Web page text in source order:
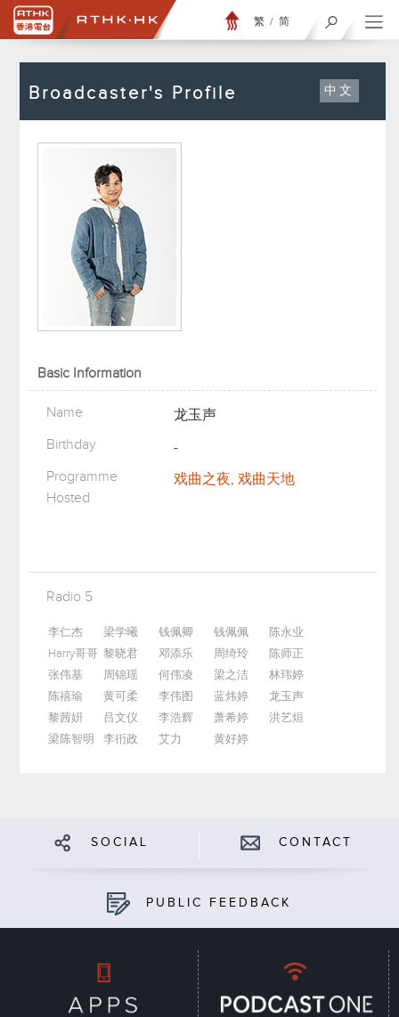
繁 / 简
Broadcaster's Profile 中文
Basic Information
Name
龙玉声
Birthday
-
Programme
Hosted
戏曲之夜, 戏曲天地
Radio 5
李仁杰 梁学曦 钱佩卿 钱佩佩
陈永业
Harry哥哥 黎晓君 邓添乐 周绮玲
陈师正
张伟基
周锦瑶 何伟凌 梁之洁
林玮婷
陈禧瑜
黄可柔 李伟图 蓝炜婷
龙玉声
黎茜姸
吕文仪 李浩辉 萧希婷
洪艺烜
梁陈智明
李衎政 艾力 黄好婷
SOCIAL CONTACT
PUBLIC FEEDBACK